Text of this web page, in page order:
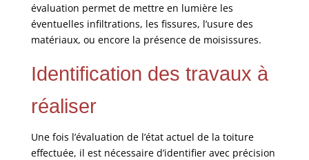
évaluation permet de mettre en lumière les
éventuelles infiltrations, les fissures, l’usure des
matériaux, ou encore la présence de moisissures.
Identification des travaux à
réaliser
Une fois l’évaluation de l’état actuel de la toiture
effectuée, il est nécessaire d’identifier avec précision